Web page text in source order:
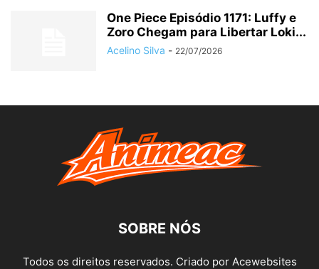
One Piece Episódio 1171: Luffy e
Zoro Chegam para Libertar Loki...
Acelino Silva - 22/07/2026
SOBRE NÓS
Todos os direitos reservados. Criado por Acewebsites